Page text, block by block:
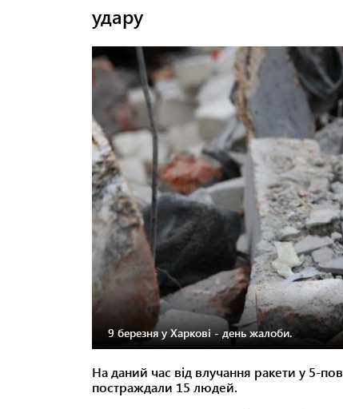
удару
9 березня у Харкові - день жалоби.
На даний час від влучання ракети у 5-
постраждали 15 людей.